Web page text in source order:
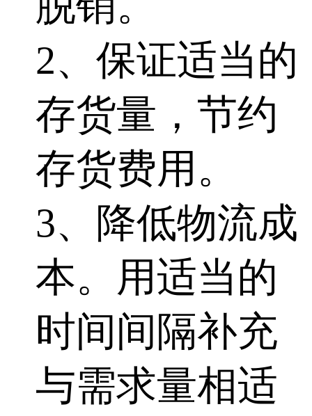
2、保证适当的
存货量，节约
存货费用。
3、降低物流成
本。用适当的
时间间隔补充
与需求量相适